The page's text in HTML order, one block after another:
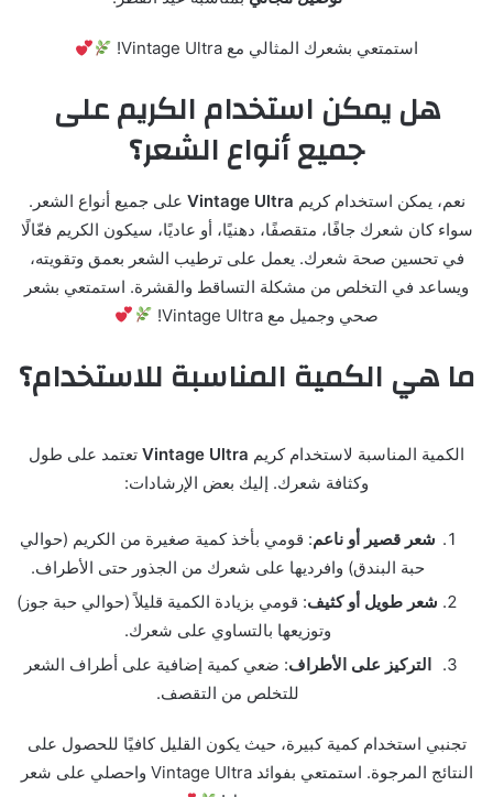
استمتعي بشعرك المثالي مع Vintage Ultra!
هل يمكن استخدام الكريم على
جميع أنواع الشعر؟
نعم، يمكن استخدام كريم Vintage Ultra على جميع أنواع الشعر.
سواء كان شعرك جافًا، متقصفًا، دهنيًا، أو عاديًا، سيكون الكريم فعّالًا
في تحسين صحة شعرك. يعمل على ترطيب الشعر بعمق وتقويته،
ويساعد في التخلص من مشكلة التساقط والقشرة. استمتعي بشعر
صحي وجميل مع Vintage Ultra!
ما هي الكمية المناسبة للاستخدام؟
الكمية المناسبة لاستخدام كريم Vintage Ultra تعتمد على طول
وكثافة شعرك. إليك بعض الإرشادات:
شعر قصير أو ناعم: قومي بأخذ كمية صغيرة من الكريم (حوالي
حبة البندق) وافرديها على شعرك من الجذور حتى الأطراف.
شعر طويل أو كثيف: قومي بزيادة الكمية قليلاً (حوالي حبة جوز)
وتوزيعها بالتساوي على شعرك.
التركيز على الأطراف: ضعي كمية إضافية على أطراف الشعر
للتخلص من التقصف.
تجنبي استخدام كمية كبيرة، حيث يكون القليل كافيًا للحصول على
النتائج المرجوة. استمتعي بفوائد Vintage Ultra واحصلي على شعر